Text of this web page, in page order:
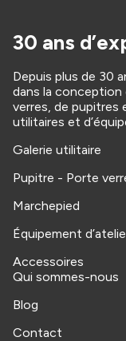
30 ans
Depuis plus de 30
dans la
verres, de pupitres
utilitaires et
Galerie utilitaire
Pupitre - Porte
Marchepied
Équipement
Accessoires
Qui sommes-nous
Blog
Contact